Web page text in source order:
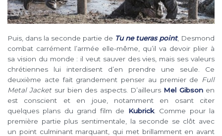
Puis, dans la seconde partie de Tu ne tueras point, Desmond
combat carrément l’armée elle-même, qu’il va devoir plier à
sa vision du monde : il veut sauver des vies, mais ses valeurs
chrétiennes lui interdisent d’en prendre une seule. Ce
deuxième acte fait grandement penser au premier de
Full
Metal Jacketsur bien des aspects. D’ailleurs Mel Gibsonen
est conscient et en joue, notamment en osant citer
quelques plans du grand film de Kubrick. Comme pour la
première partie plus sentimentale, la seconde se clôt avec
un point culminant marquant, qui met brillamment en avant